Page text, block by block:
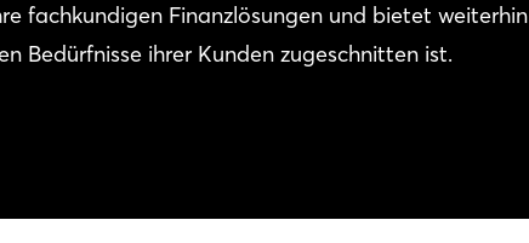
fachkundigen Finanzlösungen und bietet weiterhin
Bedürfnisse ihrer Kunden zugeschnitten ist.